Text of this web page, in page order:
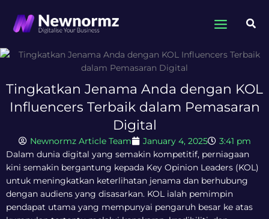
content
Tingkatkan Jenama Anda dengan KOL
Influencers Terbaik dalam Pemasaran
Digital
Newnormz Article Team January 4, 2025
3:41 pm
Dalam dunia digital yang semakin kompetitif, perniagaan
kini semakin bergantung kepada Key Opinion Leaders (KOL)
untuk meningkatkan keterlihatan jenama dan berhubung
dengan audiens yang disasarkan. KOL ialah pemimpin
pendapat utama yang mempunyai pengaruh besar ke atas